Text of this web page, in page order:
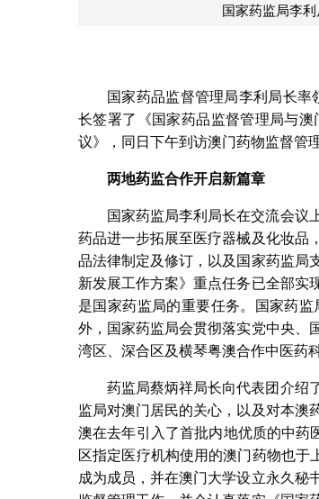
国家药品监督管理局李利局长
长签署了《国家药品监督管理局与
议》，同日下午到访澳门药物监督管
两地药监合作开启新篇章
国家药监局李利局长在交流会议
药品进一步拓展至医疗器械及化妆品
品法律制定及修订，以及国家药监局
新发展工作方案》重点任务已全部实
是国家药监局的重要任务。国家药
外，国家药监局会贯彻落实党中央、
湾区、深合区及横琴粤澳合作中医药
药监局蔡炳祥局长向代表团介绍
监局对澳门居民的关心，以及对本澳
澳在去年引入了首批内地优质的中药
区指定医疗机构使用的澳门药物也于
成为成员，并在澳门大学设立永久秘